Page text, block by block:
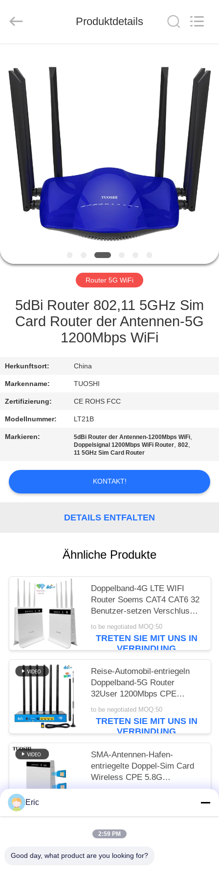
PRODUKTE
ÜBER
UNS
FABRIK-
AUSFLUG
QUALITÄTSKONTROLLE
SIE
MIT
VERBINDUNG
FÄLLE
ZITAT
VR
Co.,
Reserved.
Produktdetails
Router 5G WiFi
5dBi Router 802,11 5GHz Sim
Card Router der Antennen-5G
1200Mbps WiFi
Herkunftsort: China
Markenname: TUOSHI
Zertifizierung: CE ROHS FCC
Modellnummer: LT21B
Markieren: 5dBi Router der Antennen-1200Mbps WiFi,
Doppelsignal 1200Mbps WiFi Router,802,
11 5GHz Sim Card Router
KONTAKT!
DETAILS ENTFALTEN
Ähnliche Produkte
Doppelband-4G LTE WIFI
Router Soems CAT4 CAT6 32
Benutzer-setzen Verschluss
CPE des Band-1200mbps frei
to be negotiated MOQ:50
TRETEN SIE MIT UNS IN
VERBINDUNG
Reise-Automobil-entriegeln
Doppelband-5G Router
32User 1200Mbps CPE
drahtloses LTE FDD TDD
to be negotiated MOQ:50
TRETEN SIE MIT UNS IN
VERBINDUNG
SMA-Antennen-Hafen-
entriegelte Doppel-Sim Card
Wireless CPE 5.8G
1200Mbps Router 4G Wifi
VERBINDUNG
Eric
2:59 PM
Good day, what product are you looking for?